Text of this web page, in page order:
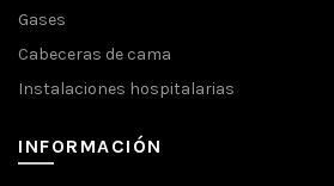
Gases
Cabeceras de cama
Instalaciones hospitalarias
INFORMACIÓN